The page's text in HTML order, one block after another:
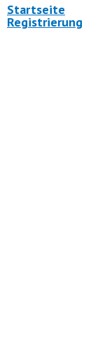
Startseite
Registrierung